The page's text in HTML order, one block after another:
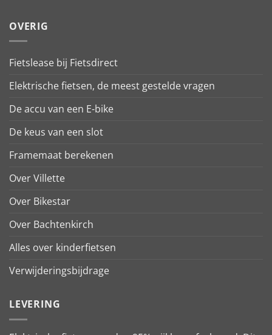
OVERIG
Fietslease bij Fietsdirect
Elektrische fietsen, de meest gestelde vragen
De accu van een E-bike
De keus van een slot
Framemaat berekenen
Over Villette
Over Bikestar
Over Bachtenkirch
Alles over kinderfietsen
Verwijderingsbijdrage
LEVERING